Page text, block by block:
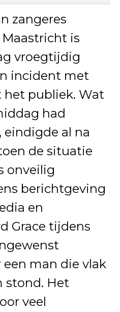
zangeres
Maastricht is
vroegtijdig
incident met
het publiek. Wat
had
al na
de situatie
onveilig
berichtgeving
en
Grace tijdens
man die vlak
stond. Het
veel